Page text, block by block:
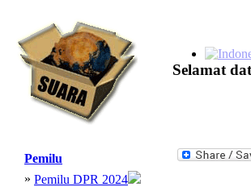
Selamat
Pemilu
» Pemilu DPR 2024